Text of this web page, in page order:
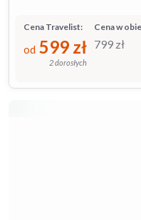
Cena w
799 zł
Cena Travelist:
od 599 zł
2 dorosłych